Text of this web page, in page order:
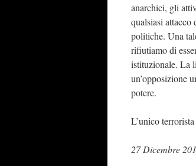
anarchici, gli
qualsiasi
politiche. Una
rifiutiamo di
istituzionale. La
un’opposizione
potere.
L’unico
27 Dicembre